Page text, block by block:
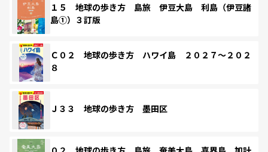
１５ 地球の歩き方 島旅 伊豆大島 利島（伊豆諸
島①）３訂版
Ｃ０２ 地球の歩き方 ハワイ島 ２０２７～２０２
８
Ｊ３３ 地球の歩き方 墨田区